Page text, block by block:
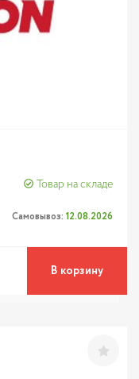
Товар на складе
Самовывоз: 12.08.2026
В корзину